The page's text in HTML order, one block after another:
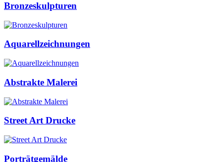
Bronzeskulpturen
Aquarellzeichnungen
Abstrakte Malerei
Street Art Drucke
Porträtgemälde